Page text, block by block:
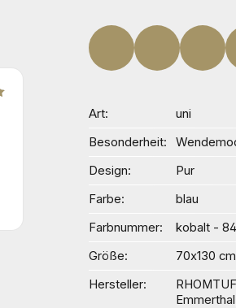
Art
uni
Besonderheit
Design
Pur
Farbe
blau
Farbnummer
kobalt - 84
Größe
70x130 cm
Hersteller